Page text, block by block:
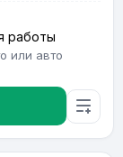
работы
или авто